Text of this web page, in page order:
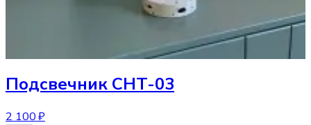
Подсвечник CHT-03
2 100 ₽